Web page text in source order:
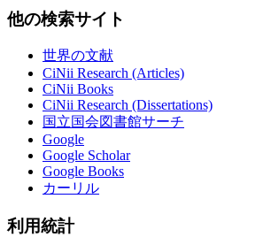
他の検索サイト
世界の文献
CiNii Research (Articles)
CiNii Books
CiNii Research (Dissertations)
国立国会図書館サーチ
Google
Google Scholar
Google Books
カーリル
利用統計